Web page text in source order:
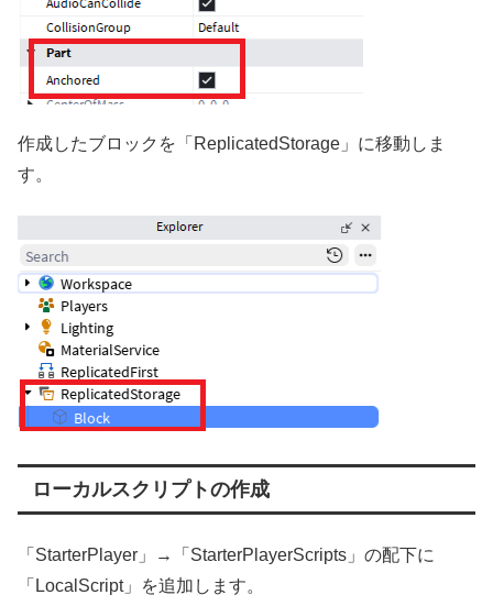
作成したブロックを「ReplicatedStorage」に移動しま
す。
ローカルスクリプトの作成
「StarterPlayer」→「StarterPlayerScripts」の配下に
「LocalScript」を追加します。